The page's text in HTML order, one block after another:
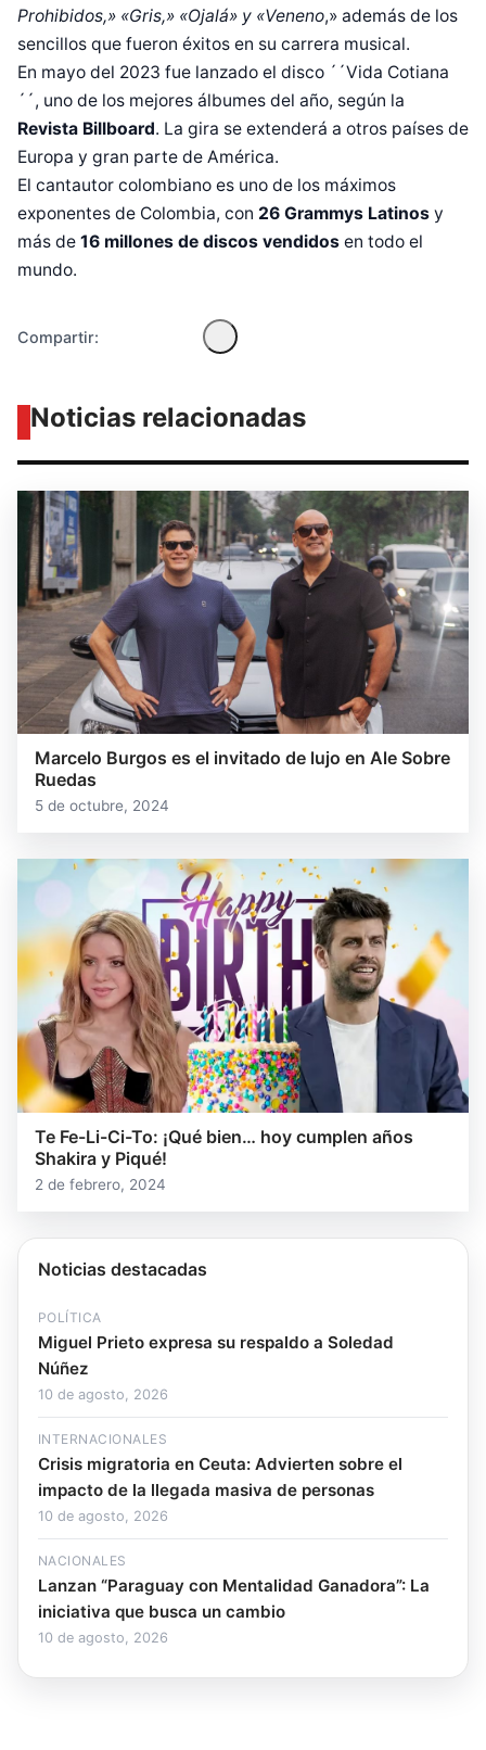
Prohibidos,» «Gris,» «Ojalá» y «Veneno,» además de los
sencillos que fueron éxitos en su carrera musical.
En mayo del 2023 fue lanzado el disco ´´Vida Cotiana
´´, uno de los mejores álbumes del año, según la
Revista Billboard. La gira se extenderá a otros países de
Europa y gran parte de América.
El cantautor colombiano es uno de los máximos
exponentes de Colombia, con 26 Grammys Latinos y
más de 16 millones de discos vendidos en todo el
mundo.
Compartir:
Noticias relacionadas
Marcelo Burgos es el invitado de lujo en Ale Sobre
Ruedas
5 de octubre, 2024
Te Fe-Li-Ci-To: ¡Qué bien… hoy cumplen años
Shakira y Piqué!
2 de febrero, 2024
Noticias destacadas
POLÍTICA
Miguel Prieto expresa su respaldo a Soledad
Núñez
10 de agosto, 2026
INTERNACIONALES
Crisis migratoria en Ceuta: Advierten sobre el
impacto de la llegada masiva de personas
10 de agosto, 2026
NACIONALES
Lanzan “Paraguay con Mentalidad Ganadora”: La
iniciativa que busca un cambio
10 de agosto, 2026